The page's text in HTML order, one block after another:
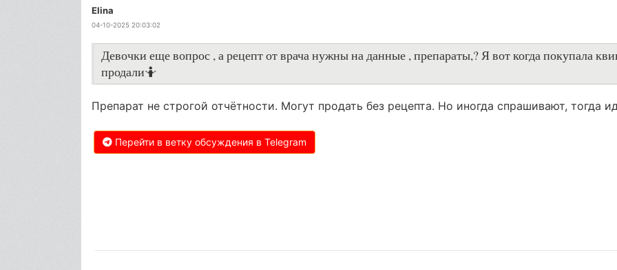
Elina
04-10-2025 20:03:02
Девочки еще вопрос , а рецепт от врача нужны на данные , препараты,? Я вот когда покупала
продали🤷
Препарат не строгой отчётности. Могут продать без рецепта. Но иногда спрашивают, тогда
Перейти в ветку обсуждения в Telegram